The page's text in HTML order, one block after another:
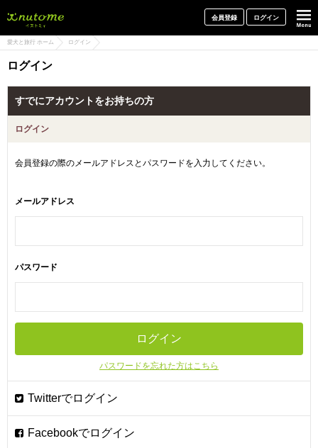
会員登録 ログイン
愛犬と旅行 ホーム ログイン
ログイン
すでにアカウントをお持ちの方
ログイン
会員登録の際のメールアドレスとパスワードを入力してください。
メールアドレス
パスワード
パスワードを忘れた方はこちら